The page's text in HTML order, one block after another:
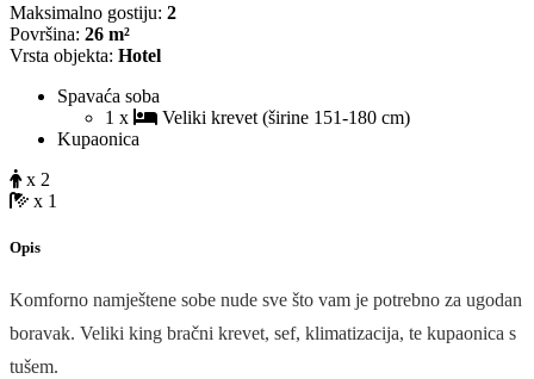
Maksimalno gostiju: 2
Površina: 26 m²
Vrsta objekta: Hotel
Spavaća soba
1 x
Veliki krevet (širine 151-180 cm)
Kupaonica
x 2
x 1
Opis
Komforno namještene sobe nude sve što vam je potrebno za ugodan
boravak. Veliki king bračni krevet, sef, klimatizacija, te kupaonica s
tušem.